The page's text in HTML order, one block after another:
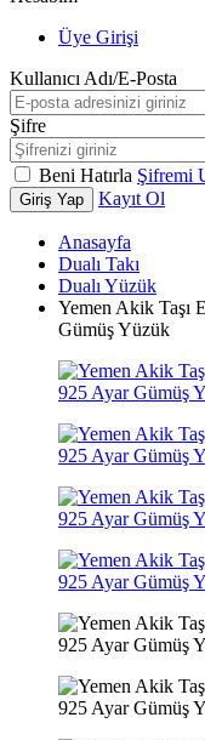
Üye Girişi
Kullanıcı Adı/E-Posta
Şifre
Beni Hatırla Şifremi
Giriş Yap Kayıt Ol
Anasayfa
Dualı Takı
Dualı Yüzük
Yemen Akik Taşı
Gümüş Yüzük